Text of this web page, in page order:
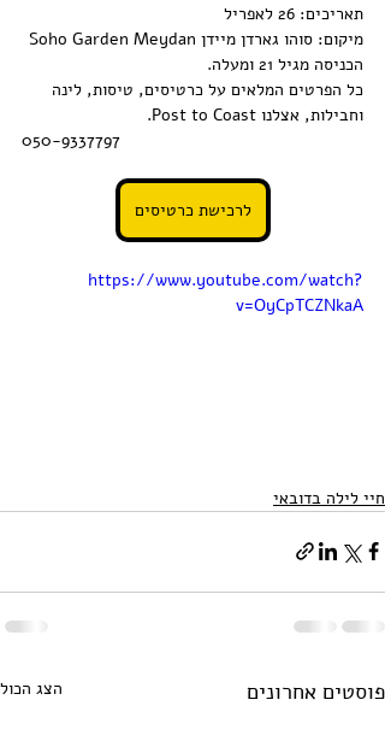
תאריכים: 26 לאפריל
מיקום: סוהו גארדן מיידן Soho Garden Meydan
הכניסה מגיל 21 ומעלה.
כל הפרטים המלאים על כרטיסים, טיסות, לינה
וחבילות, אצלנו Post to Coast.
050-9337797
לרכישת כרטיסים
https://www.youtube.com/watch?
v=OyCpTCZNkaA
חיי לילה בדובאי
פוסטים אחרונים הצג הכול